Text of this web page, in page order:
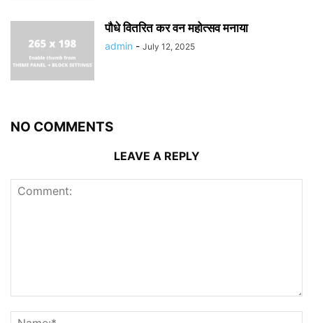
पौधे वितरित कर वन महोत्सव मनाया
admin - July 12, 2025
NO COMMENTS
LEAVE A REPLY